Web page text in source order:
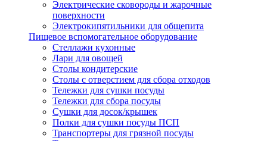
Электрические сковороды и жарочные
поверхности
Электрокипятильники для общепита
Пищевое вспомогательное оборудование
Стеллажи кухонные
Лари для овощей
Столы кондитерские
Столы с отверстием для сбора отходов
Тележки для сушки посуды
Тележки для сбора посуды
Сушки для досок/крышек
Полки для сушки посуды ПСП
Транспортеры для грязной посуды